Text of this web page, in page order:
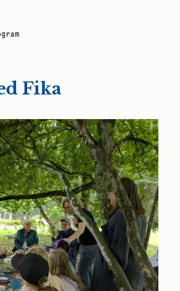
gram
Fika